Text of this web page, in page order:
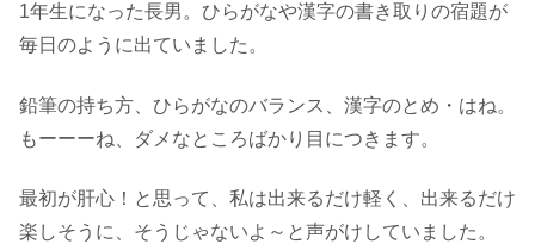
1年生になった長男。ひらがなや漢字の書き取りの宿題が
毎日のように出ていました。
鉛筆の持ち方、ひらがなのバランス、漢字のとめ・はね。
もーーーね、ダメなところばかり目につきます。
最初が肝心！と思って、私は出来るだけ軽く、出来るだけ
楽しそうに、そうじゃないよ～と声がけしていました。